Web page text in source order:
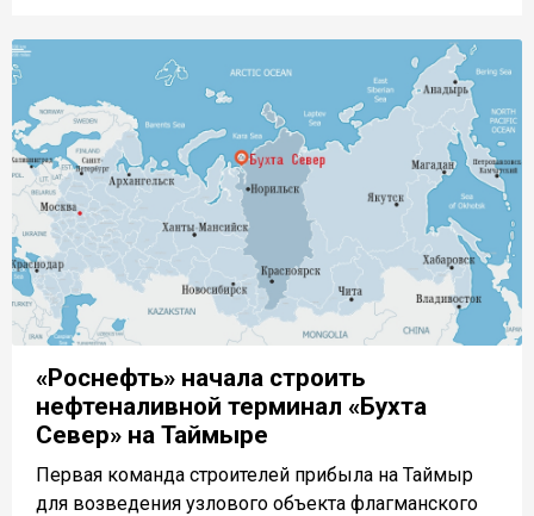
«Роснефть» начала строить
нефтеналивной терминал «Бухта
Север» на Таймыре
Первая команда строителей прибыла на Таймыр
для возведения узлового объекта флагманского